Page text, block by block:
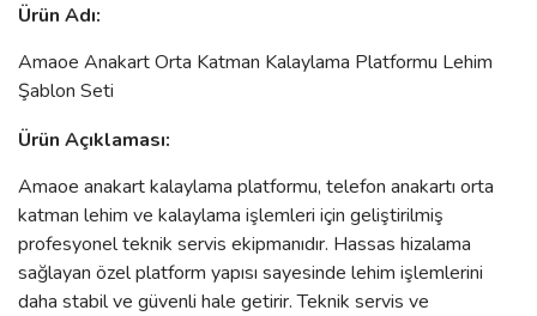
Ürün Adı:
Amaoe Anakart Orta Katman Kalaylama Platformu Lehim
Şablon Seti
Ürün Açıklaması:
Amaoe anakart kalaylama platformu, telefon anakartı orta
katman lehim ve kalaylama işlemleri için geliştirilmiş
profesyonel teknik servis ekipmanıdır. Hassas hizalama
sağlayan özel platform yapısı sayesinde lehim işlemlerini
daha stabil ve güvenli hale getirir. Teknik servis ve